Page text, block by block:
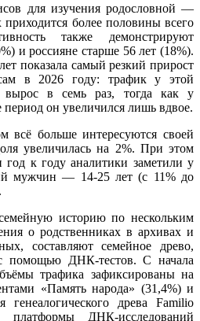
для изучения родословной —
более половины всего
также демонстрируют
и россияне старше 56 лет (18%).
показала самый резкий прирост
в 2026 году: трафик у этой
вырос в семь раз, тогда как у
период он увеличился лишь вдвое.
больше интересуются своей
увеличилась на 2%. При этом
к году аналитики заметили у
мужчин — 14-25 лет (с 11% до
историю по нескольким
о родственниках в архивах и
составляют семейное древо,
помощью ДНК-тестов. С начала
трафика зафиксированы на
«Память народа» (31,4%) и
генеалогического древа Familio
ДНК-исследований